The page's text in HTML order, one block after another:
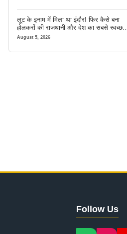
लूट के इनाम में मिला था इंदौर! फिर कैसे बना
होलकरों की राजधानी और देश का सबसे स्वच्छ
शहर? जानें पूरी कहानी
August 5, 2026
Follow Us